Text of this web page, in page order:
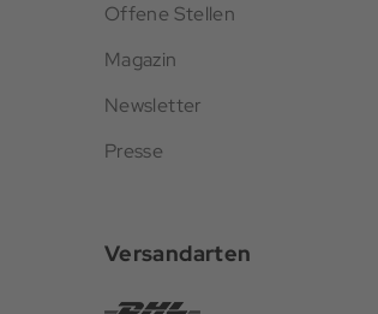
Offene Stellen
Magazin
Newsletter
Presse
Versandarten